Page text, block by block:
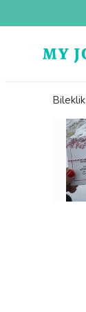
Bileklik